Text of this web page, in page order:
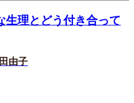
生理とどう付き合って
由子